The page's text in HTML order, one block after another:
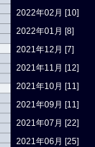
2022年02月 [10]
2022年01月 [8]
2021年12月 [7]
2021年11月 [12]
2021年10月 [11]
2021年09月 [11]
2021年07月 [22]
2021年06月 [25]